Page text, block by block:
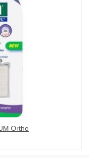
Ortho